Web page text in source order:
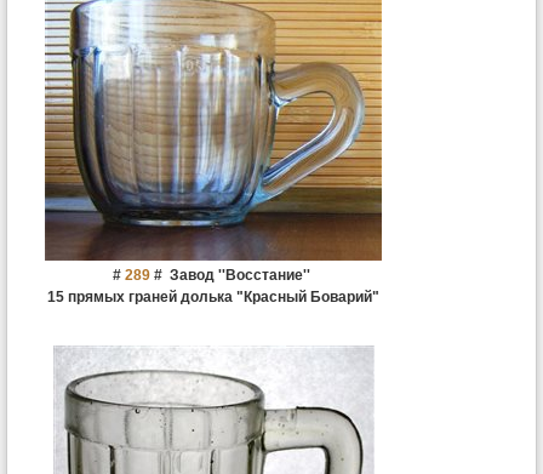
# 289 # Завод ''Восстание''
15 прямых граней долька "Красный Боварий"